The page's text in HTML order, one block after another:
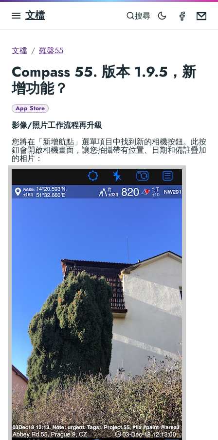
文檔 搜尋
文檔 羅盤55
Compass 55. 版本 1.9.5，新
增功能？
App Store
影像/照片工作流程再升級
您將在「新增航點」選單項目中找到新的相機按鈕。此按
鈕會開啟相機畫面，讓您拍攝帶有位置、日期和備註疊加
的相片：